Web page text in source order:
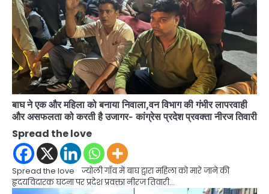
बाघ ने एक और महिला को बनाया निवाला,वन विभाग की गंभीर लापरवाही
और असफलता को करती है उजागर- कांग्रेस प्रदेश प्रवक्ता नीरज तिवारी
Spread the love
Spread the love ज्योली गाँव में बाघ द्वारा महिला को मारे जाने की
हृदयविदारक घटना पर प्रदेश प्रवक्ता नीरज तिवारी…